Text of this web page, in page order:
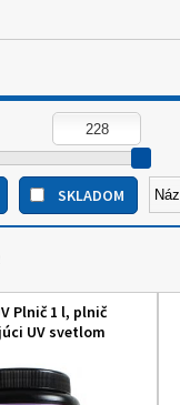
SKLADOM
Plnič 1 l, plnič
UV svetlom